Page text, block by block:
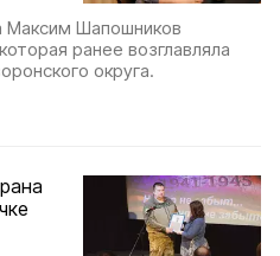
Максим Шапошников
ранее возглавляла
округа.